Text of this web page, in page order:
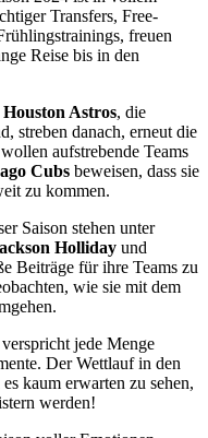
Transfers, Free-
freuen
Reise bis in den
Houston Astros, die
streben danach, erneut die
aufstrebende Teams
Cubs beweisen, dass sie
zu kommen.
Saison stehen unter
Holliday und
Beiträge für ihre Teams zu
wie sie mit dem
jede Menge
Der Wettlauf in den
kaum erwarten zu sehen,
werden!